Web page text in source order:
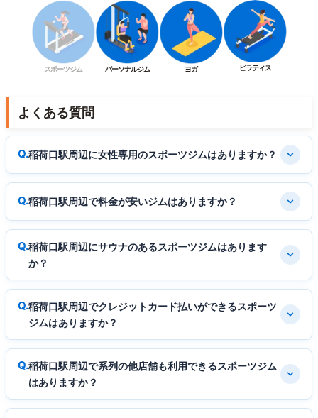
スポーツジム パーソナルジム ヨガ ピラティス
よくある質問
稲荷口駅周辺に女性専用のスポーツジムはありますか？
稲荷口駅周辺で料金が安いジムはありますか？
稲荷口駅周辺にサウナのあるスポーツジムはあります
か？
稲荷口駅周辺でクレジットカード払いができるスポーツ
ジムはありますか？
稲荷口駅周辺で系列の他店舗も利用できるスポーツジム
はありますか？